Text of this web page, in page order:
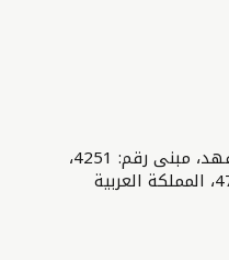
شارع 50، حي المهرجان، الملك فهد، مبنى رقم: 4251،
الرقم الفرعي: 7433، تبوك 47912، المملكة العربية